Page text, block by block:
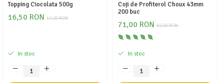
Topping Ciocolata 500g
17,29 RON
16,50 RON
In stoc
Coji de Profiterol Choux 43mm
200 buc
82,50 RON
71,00 RON
In stoc